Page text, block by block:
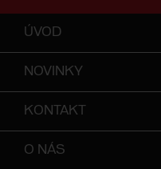
ÚVOD
NOVINKY
KONTAKT
O NÁS